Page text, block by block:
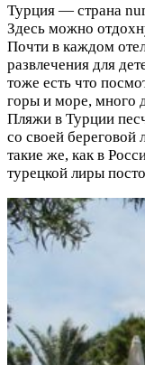
Турция — страна
Здесь можно
Почти в каждом
развлечения для
тоже есть что
горы и море, много
Пляжи в Турции
со своей
такие же, как в
турецкой лиры